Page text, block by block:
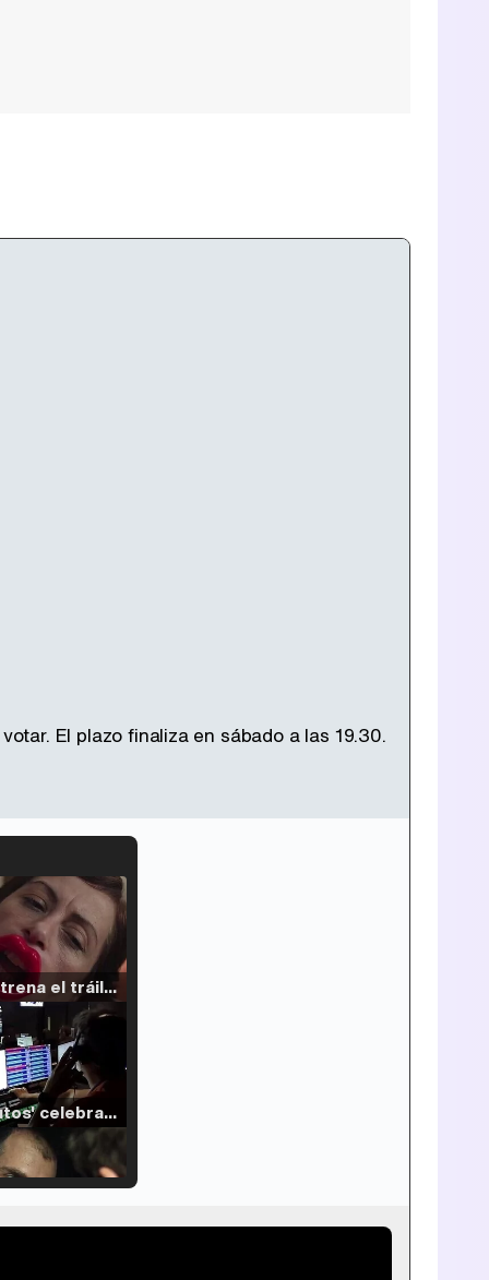
El plazo finaliza en sábado a las 19.30.
Filmin estrena el tráiler de 'Millennial Mal', su nueva comedia universitaria de la mano de Lorena Iglesias
'120 Minutos' celebra sus 2.000 programas en Telemadrid con un vídeo del día a día en la redacción